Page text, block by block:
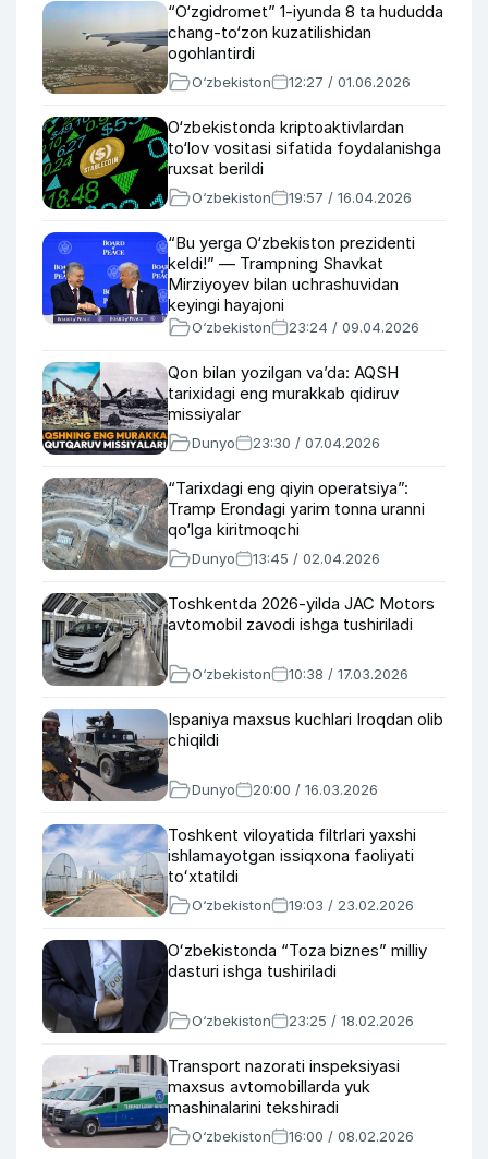
“O‘zgidromet” 1-iyunda 8 ta hududda
chang-to‘zon kuzatilishidan
ogohlantirdi
O‘zbekiston 12:27 / 01.06.2026
O‘zbekistonda kriptoaktivlardan
to‘lov vositasi sifatida foydalanishga
ruxsat berildi
O‘zbekiston 19:57 / 16.04.2026
“Bu yerga O‘zbekiston prezidenti
keldi!” — Trampning Shavkat
Mirziyoyev bilan uchrashuvidan
keyingi hayajoni
O‘zbekiston 23:24 / 09.04.2026
Qon bilan yozilgan va’da: AQSH
tarixidagi eng murakkab qidiruv
missiyalar
Dunyo 23:30 / 07.04.2026
“Tarixdagi eng qiyin operatsiya”:
Tramp Erondagi yarim tonna uranni
qo‘lga kiritmoqchi
Dunyo 13:45 / 02.04.2026
Toshkentda 2026-yilda JAC Motors
avtomobil zavodi ishga tushiriladi
O‘zbekiston 10:38 / 17.03.2026
Ispaniya maxsus kuchlari Iroqdan olib
chiqildi
Dunyo 20:00 / 16.03.2026
Toshkent viloyatida filtrlari yaxshi
ishlamayotgan issiqxona faoliyati
toʻxtatildi
O‘zbekiston 19:03 / 23.02.2026
Oʻzbekistonda “Toza biznes” milliy
dasturi ishga tushiriladi
O‘zbekiston 23:25 / 18.02.2026
Transport nazorati inspeksiyasi
maxsus avtomobillarda yuk
mashinalarini tekshiradi
O‘zbekiston 16:00 / 08.02.2026